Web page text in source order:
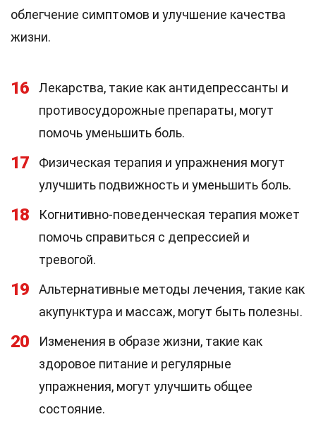
облегчение симптомов и улучшение качества
жизни.
16
Лекарства, такие как антидепрессанты и
противосудорожные препараты, могут
помочь уменьшить боль.
17
Физическая терапия и упражнения могут
улучшить подвижность и уменьшить боль.
18
Когнитивно-поведенческая терапия может
помочь справиться с депрессией и
тревогой.
19
Альтернативные методы лечения, такие как
акупунктура и массаж, могут быть полезны.
20
Изменения в образе жизни, такие как
здоровое питание и регулярные
упражнения, могут улучшить общее
состояние.